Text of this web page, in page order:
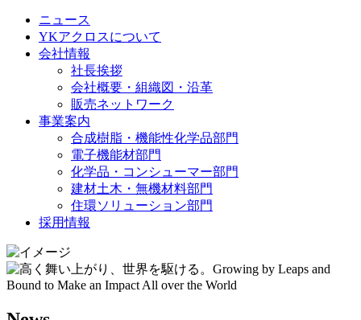
ニュース
YKアクロスについて
会社情報
社長挨拶
会社概要・組織図・沿革
販売ネットワーク
事業案内
合成樹脂・機能性化学品部門
電子機能材部門
化学品・コンシューマー部門
建材土木・無機材料部門
住環ソリューション部門
採用情報